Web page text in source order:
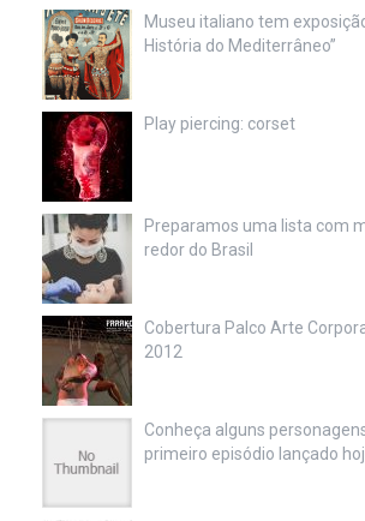
Museu italiano tem
História do Mediterrâneo”
Play piercing: corset
Preparamos uma lista com
redor do Brasil
Cobertura Palco Arte
2012
Conheça alguns
primeiro episódio lançado